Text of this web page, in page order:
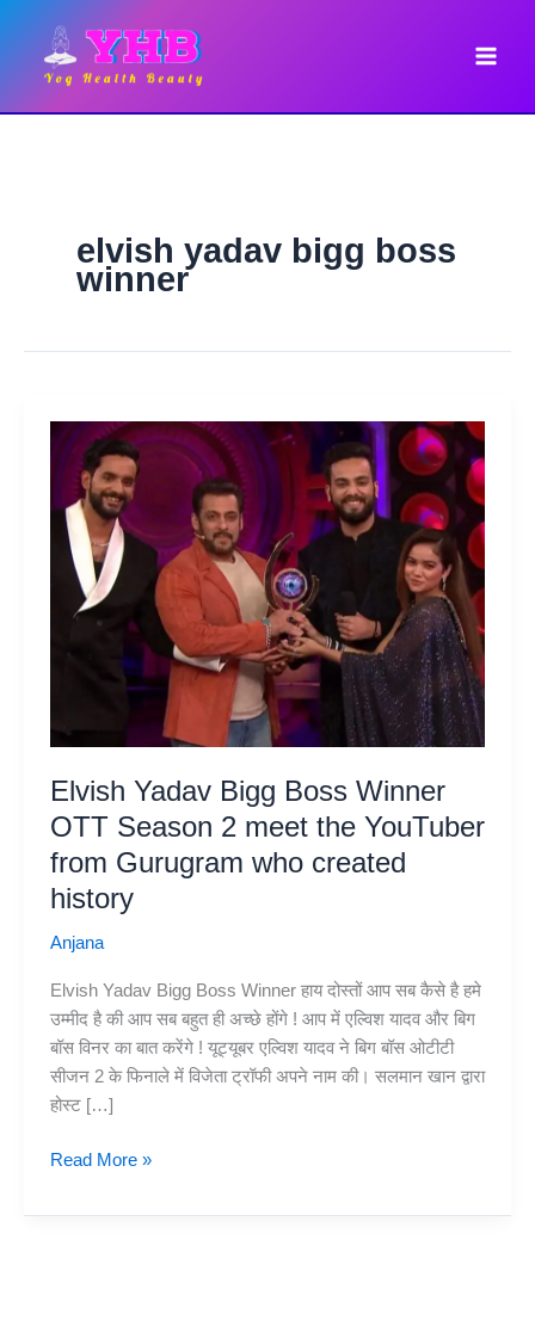
content
elvish yadav bigg boss
winner
Elvish Yadav Bigg Boss Winner
OTT Season 2 meet the YouTuber
from Gurugram who created
history
Anjana
Elvish Yadav Bigg Boss Winner हाय दोस्तों आप सब कैसे है हमे
उम्मीद है की आप सब बहुत ही अच्छे होंगे ! आप में एल्विश यादव और बिग
बॉस विनर का बात करेंगे ! यूट्यूबर एल्विश यादव ने बिग बॉस ओटीटी
सीजन 2 के फिनाले में विजेता ट्रॉफी अपने नाम की। सलमान खान द्वारा
होस्ट […]
Elvish
Bigg
Read More »